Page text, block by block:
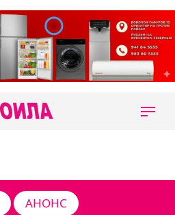
АНОНС